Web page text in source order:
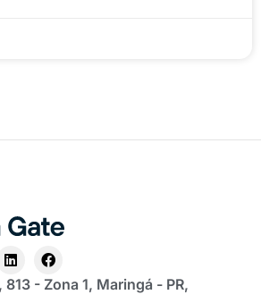
813 - Zona 1, Maringá - PR,